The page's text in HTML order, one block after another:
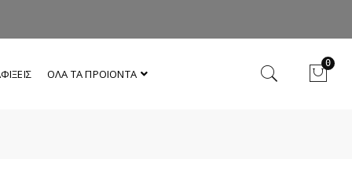
ΟΛΑ ΤΑ ΠΡΟΙΟΝΤΑ
0